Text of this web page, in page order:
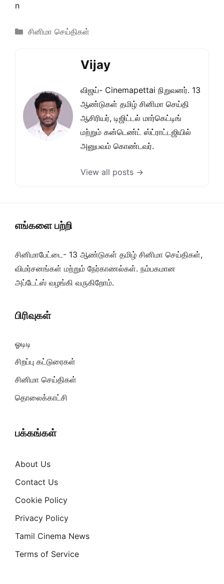
n
Categories
சினிமா செய்திகள்
Vijay
விஜய்- Cinemapettai நிறுவனர். 13
ஆண்டுகள் தமிழ் சினிமா செய்தி
ஆசிரியர், டிஜிட்டல் மார்கெட்டிங்
மற்றும் கன்டெண்ட் ஸ்ட்ராட்டஜியில்
அனுபவம் கொண்டவர்.
View all posts →
எங்களை பற்றி
சினிமாபேட்டை- 13 ஆண்டுகள் தமிழ் சினிமா செய்திகள்,
விமர்சனங்கள் மற்றும் நேர்காணல்கள். நம்பகமான
அப்டேட்ஸ் வழங்கி வருகிறோம்.
பிரிவுகள்
ஓடிடி
சிறப்பு கட்டுரைகள்
சினிமா செய்திகள்
தொலைக்காட்சி
பக்கங்கள்
About Us
Contact Us
Cookie Policy
Privacy Policy
Tamil Cinema News
Terms of Service